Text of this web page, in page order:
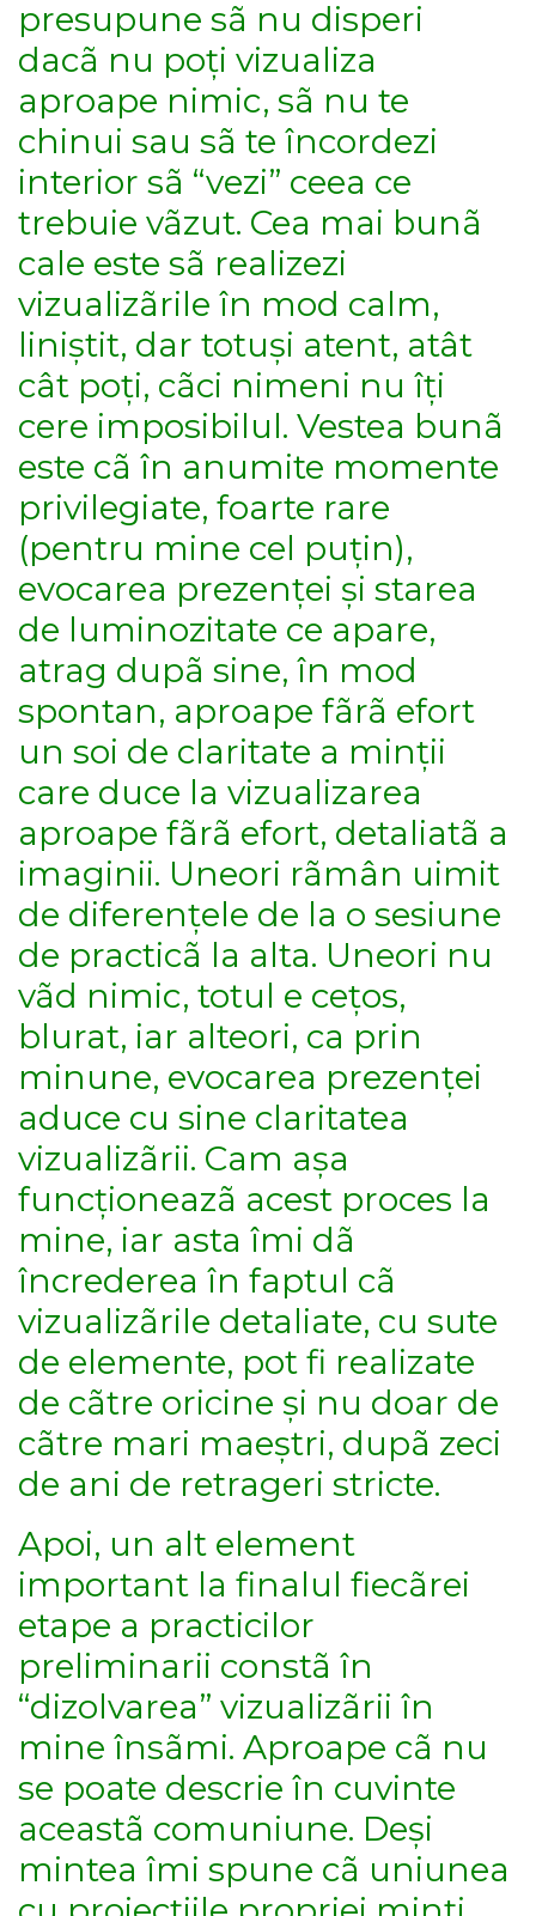
presupune sã nu disperi
dacã nu poți vizualiza
aproape nimic, sã nu te
chinui sau sã te încordezi
interior sã “vezi” ceea ce
trebuie vãzut. Cea mai bunã
cale este sã realizezi
vizualizãrile în mod calm,
liniștit, dar totuși atent, atât
cât poți, cãci nimeni nu îți
cere imposibilul. Vestea bunã
este cã în anumite momente
privilegiate, foarte rare
(pentru mine cel puțin),
evocarea prezenței și starea
de luminozitate ce apare,
atrag dupã sine, în mod
spontan, aproape fãrã efort
un soi de claritate a minții
care duce la vizualizarea
aproape fãrã efort, detaliatã a
imaginii. Uneori rãmân uimit
de diferențele de la o sesiune
de practicã la alta. Uneori nu
vãd nimic, totul e cețos,
blurat, iar alteori, ca prin
minune, evocarea prezenței
aduce cu sine claritatea
vizualizãrii. Cam așa
funcționeazã acest proces la
mine, iar asta îmi dã
încrederea în faptul cã
vizualizãrile detaliate, cu sute
de elemente, pot fi realizate
de cãtre oricine și nu doar de
cãtre mari maeștri, dupã zeci
de ani de retrageri stricte.
Apoi, un alt element
important la finalul fiecãrei
etape a practicilor
preliminarii constã în
“dizolvarea” vizualizãrii în
mine însãmi. Aproape cã nu
se poate descrie în cuvinte
aceastã comuniune. Deși
mintea îmi spune cã uniunea